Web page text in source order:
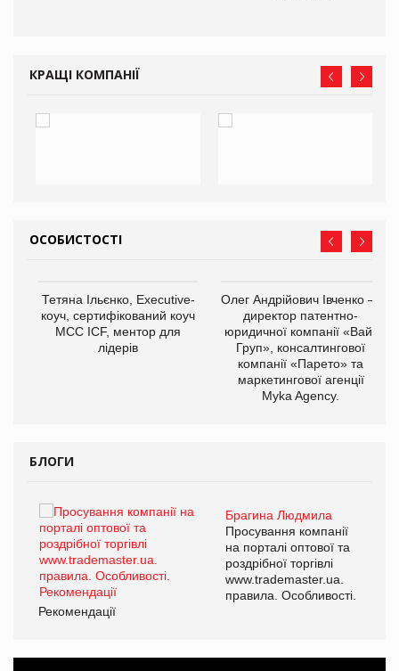
КРАЩІ КОМПАНІЇ
ОСОБИСТОСТІ
Тетяна Ільєнко, Executive-
коуч, сертифікований коуч
МСС ICF, ментор для
лідерів
Олег Андрійович Івченко —
директор патентно-
юридичної компанії «Вайз
Груп», консалтингової
компанії «Парето» та
маркетингової агенції
Myka Agency.
БЛОГИ
Брагина Людмила
Просування компанії
на порталі оптової та
роздрібної торгівлі
www.trademaster.ua.
правила. Особливості.
Рекомендації